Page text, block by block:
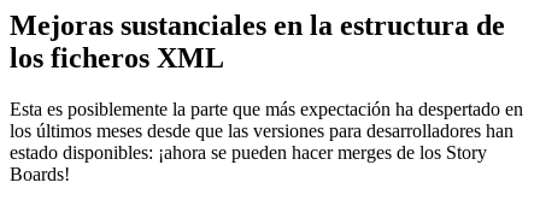
Mejoras sustanciales en la estructura de
los ficheros XML
Esta es posiblemente la parte que más expectación ha despertado en
los últimos meses desde que las versiones para desarrolladores han
estado disponibles: ¡ahora se pueden hacer merges de los Story
Boards!